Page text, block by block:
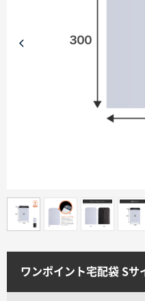
商品カテゴリーから探す
目的・シーンから探す
印刷色から探す
サイトメニュー
ワンポイント宅配袋 Sサ